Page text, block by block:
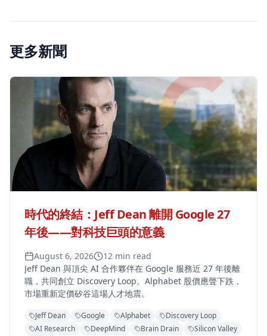
更多新聞
時代的終結：Jeff Dean 離開 Google 27
年後——對科技巨頭的意義
August 6, 2026
12 min read
Jeff Dean 與頂尖 AI 合作夥伴在 Google 服務近 27 年後離
職，共同創立 Discovery Loop。Alphabet 股價應聲下跌，
市場重新定價矽谷這場人才地震。
Jeff Dean Google Alphabet
Discovery Loop
AI Research
DeepMind Brain Drain
Silicon Valley